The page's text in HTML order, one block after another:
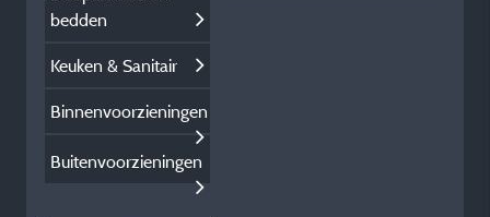
bedden
Keuken & Sanitair
Binnenvoorzieningen
Buitenvoorzieningen